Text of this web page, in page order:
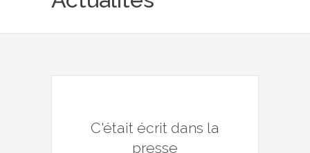
C'était écrit dans la
presse